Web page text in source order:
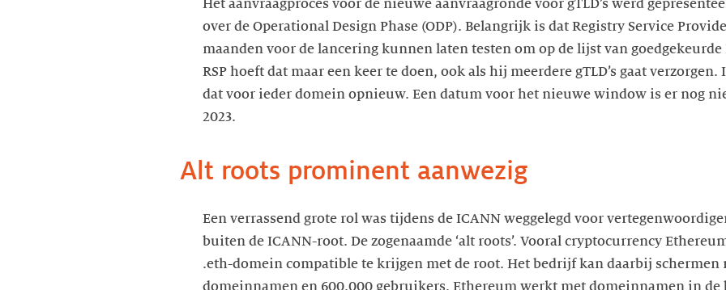
Het aanvraagproces voor de nieuwe aanvraagronde voor gTLD’s werd
over de Operational Design Phase (ODP). Belangrijk is dat Registry Service
maanden voor de lancering kunnen laten testen om op de lijst van goedgekeurde
RSP hoeft dat maar een keer te doen, ook als hij meerdere gTLD’s gaat
dat voor ieder domein opnieuw. Een datum voor het nieuwe window is er nog
2023.
Alt roots prominent aanwezig
Een verrassend grote rol was tijdens de ICANN weggelegd voor
buiten de ICANN-root. De zogenaamde ‘alt roots’. Vooral cryptocurrency
.eth-domein compatible te krijgen met de root. Het bedrijf kan daarbij schermen
domeinnamen en 600.000 gebruikers. Ethereum werkt met domeinnamen in de